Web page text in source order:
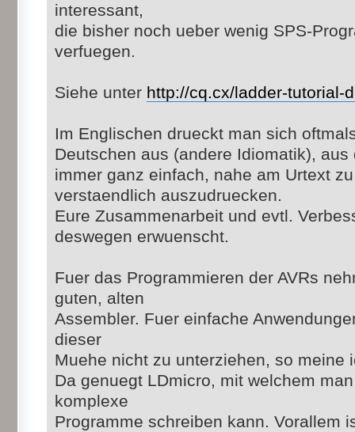
interessant,
die bisher noch ueber wenig SPS-
verfuegen.
Siehe unter http://cq.cx/ladder-tutorial-
Im Englischen drueckt man sich
Deutschen aus (andere Idiomatik),
immer ganz einfach, nahe am Urtext
verstaendlich auszudruecken.
Eure Zusammenarbeit und evtl.
deswegen erwuenscht.
Fuer das Programmieren der AVRs
guten, alten
Assembler. Fuer einfache
dieser
Muehe nicht zu unterziehen, so meine
Da genuegt LDmicro, mit welchem
komplexe
Programme schreiben kann. Vorallem